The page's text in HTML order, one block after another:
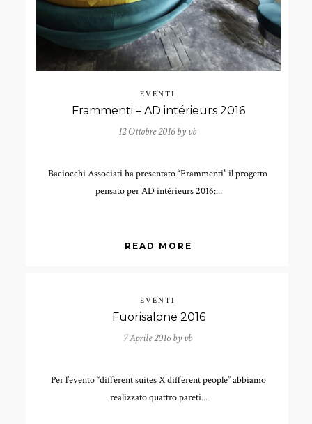
EVENTI
Frammenti – AD intérieurs 2016
12 Ottobre 2016 by vb
Baciocchi Associati ha presentato “Frammenti” il progetto
pensato per AD intérieurs 2016:...
READ MORE
EVENTI
Fuorisalone 2016
7 Aprile 2016 by vb
Per l’evento “different suites X different people” abbiamo
realizzato quattro pareti...